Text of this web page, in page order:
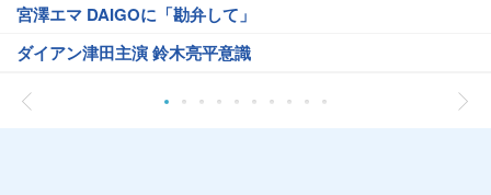
宮澤エマ DAIGOに「勘弁して」
ダイアン津田主演 鈴木亮平意識